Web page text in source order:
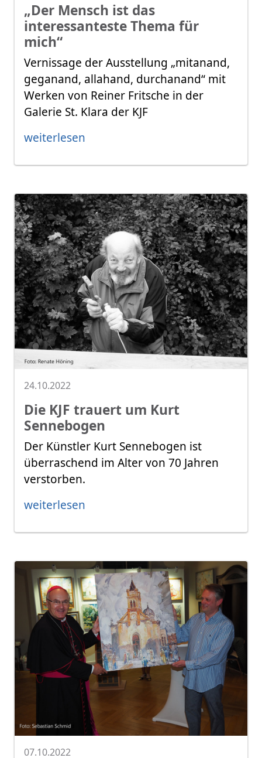
„Der Mensch ist das
interessanteste Thema für
mich“
Vernissage der Ausstellung „mitanand,
geganand, allahand, durchanand“ mit
Werken von Reiner Fritsche in der
Galerie St. Klara der KJF
weiterlesen
24.10.2022
Die KJF trauert um Kurt
Sennebogen
Der Künstler Kurt Sennebogen ist
überraschend im Alter von 70 Jahren
verstorben.
weiterlesen
07.10.2022